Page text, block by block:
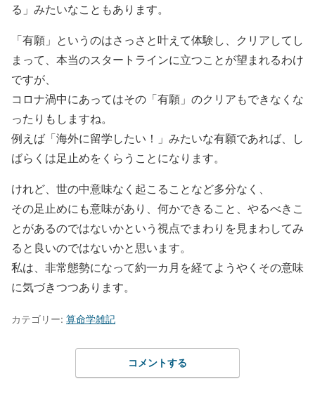
る」みたいなこともあります。
「有願」というのはさっさと叶えて体験し、クリアしてし
まって、本当のスタートラインに立つことが望まれるわけ
ですが、
コロナ渦中にあってはその「有願」のクリアもできなくな
ったりもしますね。
例えば「海外に留学したい！」みたいな有願であれば、し
ばらくは足止めをくらうことになります。
けれど、世の中意味なく起こることなど多分なく、
その足止めにも意味があり、何かできること、やるべきこ
とがあるのではないかという視点でまわりを見まわしてみ
ると良いのではないかと思います。
私は、非常態勢になって約一カ月を経てようやくその意味
に気づきつつあります。
カテゴリー: 算命学雑記
コメントする